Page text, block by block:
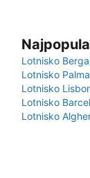
Lotnisko
Lotnisko
Lotnisko
Lotnisko
Lotnisko